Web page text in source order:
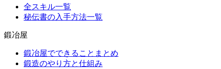
全スキル一覧
秘伝書の入手方法一覧
鍛冶屋
鍛冶屋でできることまとめ
鍛造のやり方と仕組み